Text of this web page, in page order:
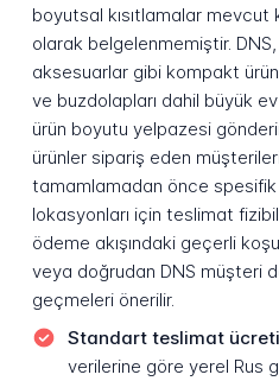
boyutsal kısıtlamalar mevcut
olarak belgelenmemiştir. DNS,
aksesuarlar gibi kompakt
ve buzdolapları dahil büyük
ürün boyutu yelpazesi
ürünler sipariş eden
tamamlamadan önce
lokasyonları için teslimat
ödeme akışındaki geçerli
veya doğrudan DNS müşteri
geçmeleri önerilir.
Standart teslimat
verilerine göre yerel Rus